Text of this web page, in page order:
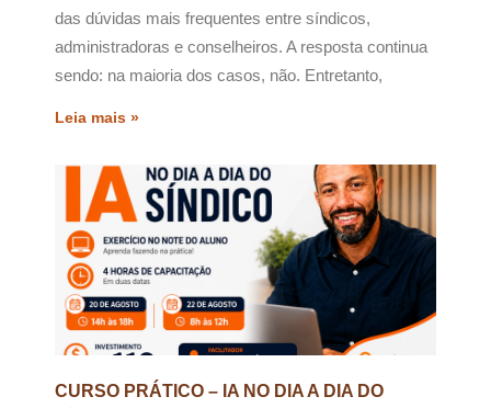
das dúvidas mais frequentes entre síndicos,
administradoras e conselheiros. A resposta continua
sendo: na maioria dos casos, não. Entretanto,
Leia mais »
CURSO PRÁTICO – IA NO DIA A DIA DO